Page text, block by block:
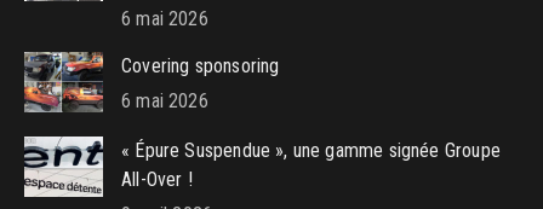
windowwindowwindow
6 mai 2026
Covering sponsoring
6 mai 2026
« Épure Suspendue », une gamme signée Groupe
All-Over !